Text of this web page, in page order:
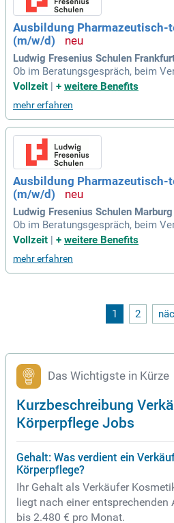
Ausbildung Pharmazeutisch-
(m/w/d)
Ludwig Fresenius Schulen
Ob im Beratungsgespräch, beim
oder im Labor: PTA sind zwar die
g. In der Apotheke steht die
n im Mittelpunkt.
Vollzeit | + weitere Benefits
mehr erfahren
Ausbildung Pharmazeutisch-
(m/w/d)
Ludwig Fresenius Schulen
Ob im Beratungsgespräch, beim
oder im Labor: PTA sind zwar die
g. In der Apotheke steht die
n im Mittelpunkt.
Vollzeit
+ weitere Benefits
mehr erfahren
1 2
Das Wichtigste in Kürze
Kurzbeschreibung
Körperpflege Jobs
Gehalt: Was verdient ein
Körperpflege?
Ihr Gehalt als Verkäufer
liegt nach einer
bis 2.480 € pro Monat.